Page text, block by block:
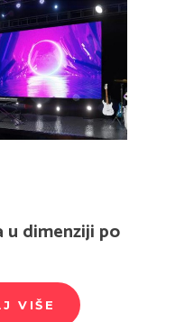
u dimenziji po
VIŠE